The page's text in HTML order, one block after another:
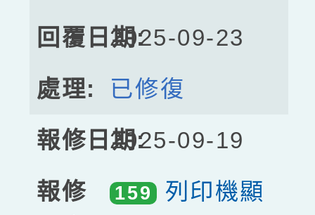
2025-09-23
已修復
2025-09-19
159
列印機顯